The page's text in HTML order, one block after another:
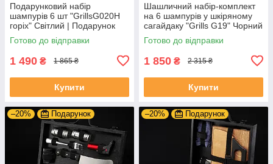
Подарунковий набір
шампурів 6 шт "GrillsG020H
горіх" Світлий | Подарунок
для чоловіка, батька, сина
Готово до відправки
1 490 ₴ 1 865 ₴
Купити
Шашличний набір-комплект
на 6 шампурів у шкіряному
сагайдаку "Grills G19" Чорний
| Гравіювання на замовлення
Готово до відправки
1 850 ₴ 2 315 ₴
Купити
–20% Подарунок –20% Подарунок